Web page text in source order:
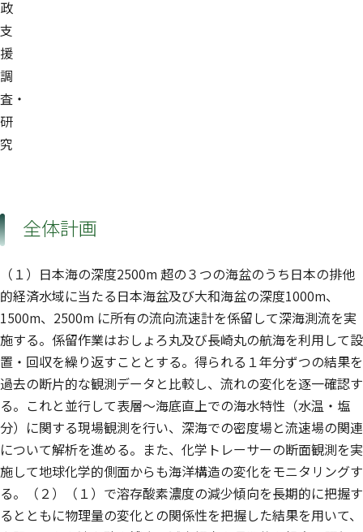
政
支
援
調
査・
研
究
全体計画
（１）日本海の深度2500m 超の３つの海盆のうち日本の排他
的経済水域に当たる日本海盆及び大和海盆の深度1000m、
1500m、2500m に所有の流向流速計を係留して深海測流を実
施する。係留作業はおしょろ丸及び長崎丸の航海を利用して設
置・回収を繰り返すこととする。得られる１年分ずつの結果を
過去の断片的な観測データと比較し、流れの変化を逐一確認す
る。これと並行して表層〜海底直上での海水特性（水温・塩
分）に関する現場観測を行い、深海での密度場と流速場の関連
について解析を進める。また、化学トレーサーの断面観測を実
施して地球化学的側面からも海洋構造の変化をモニタリングす
る。（２）（１）で溶存酸素濃度の減少傾向を長期的に把握す
るとともに物理量の変化との関係性を把握した結果を用いて、